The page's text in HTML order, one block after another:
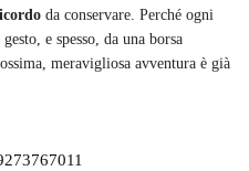
da conservare. Perché ogni
e spesso, da una borsa
meravigliosa avventura è già